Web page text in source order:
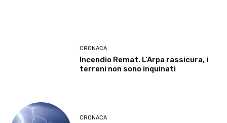
CRONACA
Incendio Remat. L’Arpa rassicura, i
terreni non sono inquinati
CRONACA